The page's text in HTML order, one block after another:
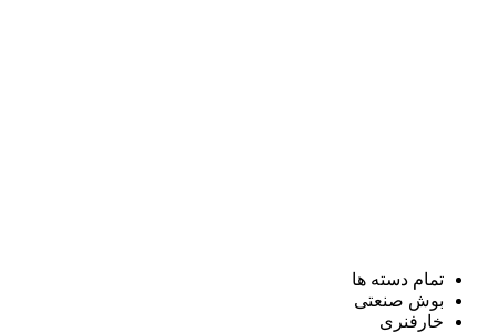
تمام دسته ها
بوش صنعتی
خارفنری